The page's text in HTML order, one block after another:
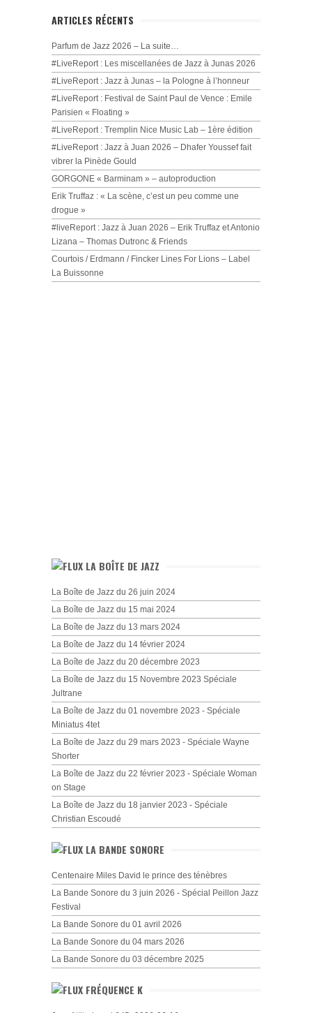
ARTICLES RÉCENTS
Parfum de Jazz 2026 – La suite…
#LiveReport : Les miscellanées de Jazz à Junas 2026
#LiveReport : Jazz à Junas – la Pologne à l’honneur
#LiveReport : Festival de Saint Paul de Vence : Emile
Parisien « Floating »
#LiveReport : Tremplin Nice Music Lab – 1ère édition
#LiveReport : Jazz à Juan 2026 – Dhafer Youssef fait
vibrer la Pinède Gould
GORGONE « Barminam » – autoproduction
Erik Truffaz : « La scène, c’est un peu comme une
drogue »
#liveReport : Jazz à Juan 2026 – Erik Truffaz et Antonio
Lizana – Thomas Dutronc & Friends
Courtois / Erdmann / Fincker Lines For Lions – Label
La Buissonne
LA BOÎTE DE JAZZ
La Boîte de Jazz du 26 juin 2024
La Boîte de Jazz du 15 mai 2024
La Boîte de Jazz du 13 mars 2024
La Boîte de Jazz du 14 février 2024
La Boîte de Jazz du 20 décembre 2023
La Boîte de Jazz du 15 Novembre 2023 Spéciale
Jultrane
La Boîte de Jazz du 01 novembre 2023 - Spéciale
Miniatus 4tet
La Boîte de Jazz du 29 mars 2023 - Spéciale Wayne
Shorter
La Boîte de Jazz du 22 février 2023 - Spéciale Woman
on Stage
La Boîte de Jazz du 18 janvier 2023 - Spéciale
Christian Escoudé
LA BANDE SONORE
Centenaire Miles David le prince des ténèbres
La Bande Sonore du 3 juin 2026 - Spécial Peillon Jazz
Festival
La Bande Sonore du 01 avril 2026
La Bande Sonore du 04 mars 2026
La Bande Sonore du 03 décembre 2025
FRÉQUENCE K